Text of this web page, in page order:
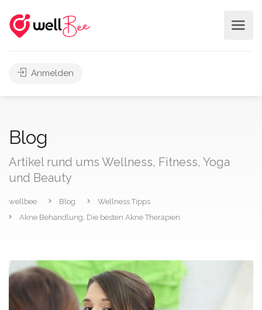
Anmelden
Blog
Artikel rund ums Wellness, Fitness, Yoga
und Beauty
wellbee Blog
Wellness Tipps
Akne Behandlung, Die besten Akne Therapien